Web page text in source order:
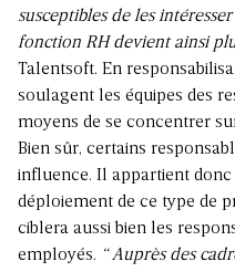
susceptibles de les
fonction RH devient ainsi
Talentsoft. En
soulagent les équipes des
moyens de se concentrer
Bien sûr, certains
influence. Il appartient
déploiement de ce type de
ciblera aussi bien les
employés. “ Auprès des